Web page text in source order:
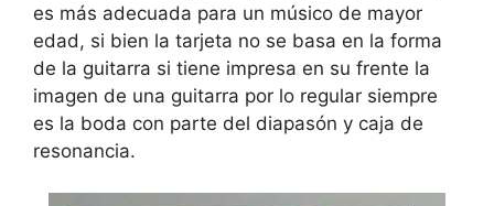
es más adecuada para un músico de mayor
edad, si bien la tarjeta no se basa en la forma
de la guitarra si tiene impresa en su frente la
imagen de una guitarra por lo regular siempre
es la boda con parte del diapasón y caja de
resonancia.